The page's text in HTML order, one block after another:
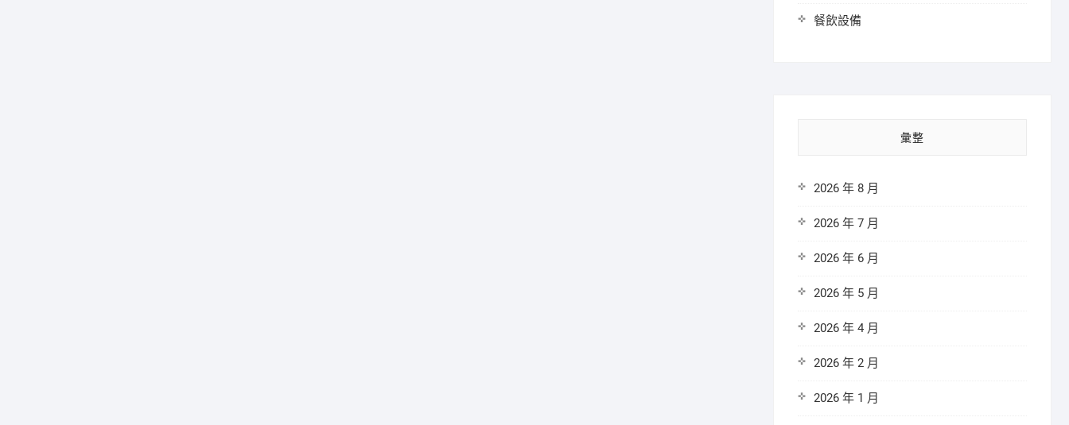
餐飲設備
彙整
2026 年 8 月
2026 年 7 月
2026 年 6 月
2026 年 5 月
2026 年 4 月
2026 年 2 月
2026 年 1 月